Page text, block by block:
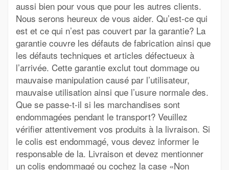
aussi bien pour vous que pour les autres clients.
Nous serons heureux de vous aider. Qu’est-ce qui
est et ce qui n’est pas couvert par la garantie? La
garantie couvre les défauts de fabrication ainsi que
les défauts techniques et articles défectueux à
l’arrivée. Cette garantie exclut tout dommage ou
mauvaise manipulation causé par l’utilisateur,
mauvaise utilisation ainsi que l’usure normale des.
Que se passe-t-il si les marchandises sont
endommagées pendant le transport? Veuillez
vérifier attentivement vos produits à la livraison. Si
le colis est endommagé, vous devez informer le
responsable de la. Livraison et devez mentionner
un colis endommagé ou cochez la case «Non